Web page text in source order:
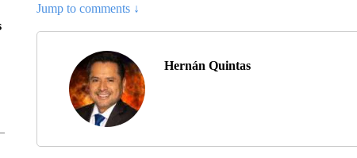
Jump to comments ↓
Hernán Quintas